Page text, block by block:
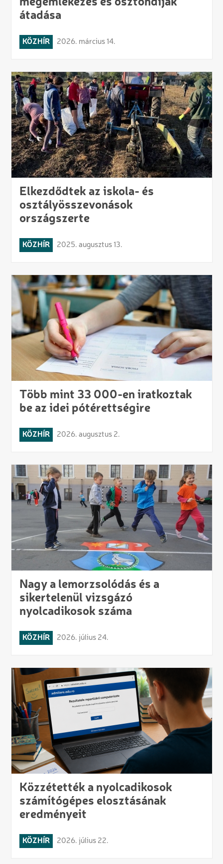
megemlékezés és ösztöndíjak
átadása
KÖZHÍR 2026. március 14.
Elkezdődtek az iskola- és
osztályösszevonások
országszerte
KÖZHÍR 2025. augusztus 13.
Több mint 33 000-en iratkoztak
be az idei pótérettségire
KÖZHÍR 2026. augusztus 2.
Nagy a lemorzsolódás és a
sikertelenül vizsgázó
nyolcadikosok száma
KÖZHÍR 2026. július 24.
Közzétették a nyolcadikosok
számítógépes elosztásának
eredményeit
KÖZHÍR 2026. július 22.